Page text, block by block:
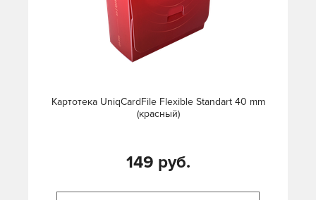
Картотека UniqCardFile Flexible Standart 40 mm
(красный)
149 руб.